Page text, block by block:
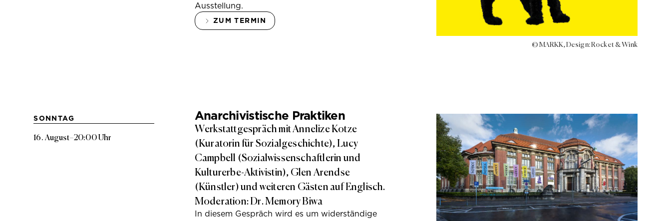
Ausstellung.
ZUM TERMIN
© MARKK, Design: Rocket & Wink
SONNTAG
16. August–20:00 Uhr
Anarchivistische Praktiken
Werkstattgespräch mit Annelize Kotze
(Kuratorin für Sozialgeschichte), Lucy
Campbell (Sozialwissenschaftlerin und
Kulturerbe-Aktivistin), Glen Arendse
(Künstler) und weiteren Gästen auf Englisch.
Moderation: Dr. Memory Biwa
In diesem Gespräch wird es um widerständige